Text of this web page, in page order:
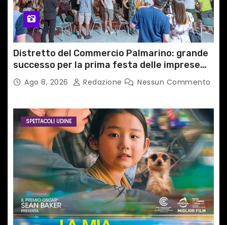
Distretto del Commercio Palmarino: grande
successo per la prima festa delle imprese
del territorio
Ago 8, 2026 Redazione Nessun Commento
SPETTACOLI UDINE